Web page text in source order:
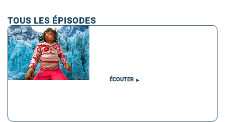
PARTAGER
LINK
EMBED
TOUS LES ÉPISODES
ÉCOUTER ►